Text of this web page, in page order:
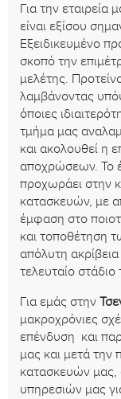
Για την
είναι εξίσου
Εξειδικευμένο
σκοπό την
μελέτης.
λαμβάνοντας
όποιες
τμήμα μας
και ακολουθεί η
αποχρώσεων. Το
προχωράει στην
κατασκευών, με
έμφαση στο
και τοποθέτηση
απόλυτη
τελευταίο
Για εμάς στην
μακροχρόνιες
επένδυση και
μας και μετά
κατασκευών
υπηρεσιών μας